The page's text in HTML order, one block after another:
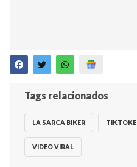
Tags relacionados
LA SARCA BIKER
VIDEO VIRAL